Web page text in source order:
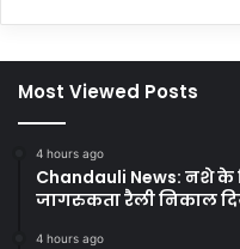
Most Viewed Posts
4 hours ago
Chandauli News: नशे के
जागरुकता रैली निकाल
4 hours ago